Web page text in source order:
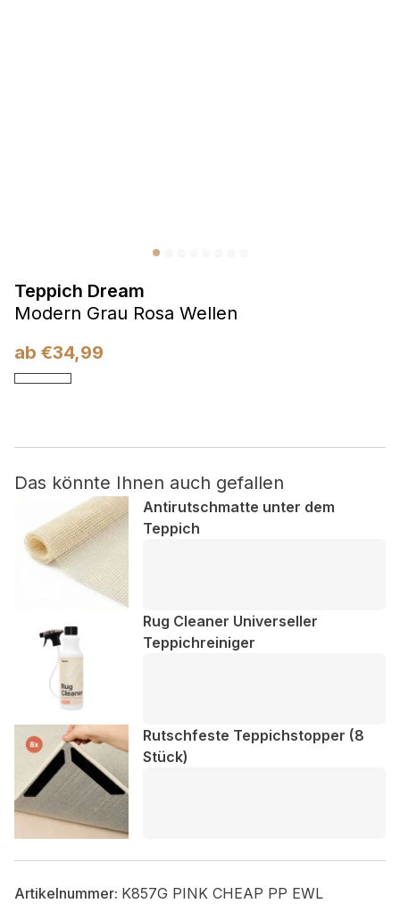
Teppich Dream
Modern Grau Rosa Wellen
ab €34,99
Das könnte Ihnen auch gefallen
Antirutschmatte unter dem
Teppich
Rug Cleaner Universeller
Teppichreiniger
Rutschfeste Teppichstopper (8
Stück)
Artikelnummer: K857G PINK CHEAP PP EWL
Marketing
Websites hinweg zu verfolgen. Das Ziel ist es, Anzeigen
anzuzeigen, die für den einzelnen Benutzer relevant und
ansprechend sind und somit wertvoller für Herausgeber und
Nicht kategorisiert.
Andere nicht kategorisierte Cookies sind solche, die
analysiert werden und noch keiner Kategorie zugeordnet
wurden.
Meine Einstellungen speichern
Alle akzeptieren